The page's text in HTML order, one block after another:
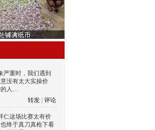
严重时，我们遇到
没有太大实操价
的人…
转发
评论
仁这场比赛太有价
终于真刀真枪下看